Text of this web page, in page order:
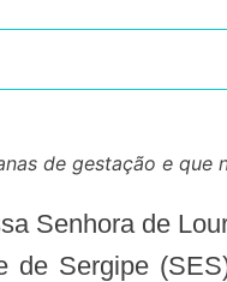
de gestação e que
de Sergipe